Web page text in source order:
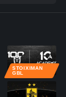
STOIXIMAN
GBL